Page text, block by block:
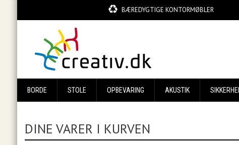
BÆREDYGTIGE KONTORMØBLER
BORDE STOLE OPBEVARING AKUSTIK
DINE VARER I KURVEN